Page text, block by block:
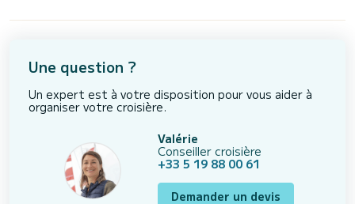
Une question ?
Un expert est à votre disposition pour vous aider à
organiser votre croisière.
Valérie
Conseiller croisière
+33 5 19 88 00 61
Demander un devis